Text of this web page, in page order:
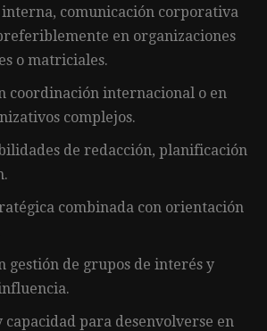
comunicación corporativa
en organizaciones
o matriciales.
coordinación internacional o en
complejos.
de redacción, planificación
combinada con orientación
gestión de grupos de interés y
capacidad para desenvolverse en